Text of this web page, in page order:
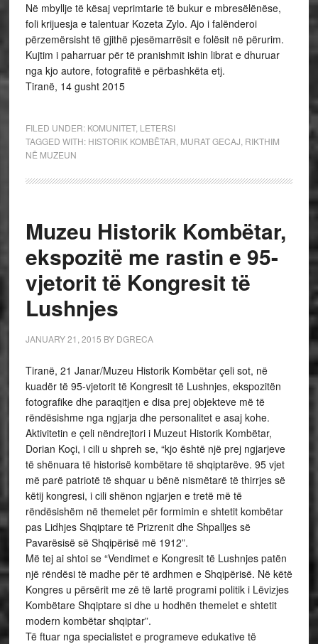
Në mbyllje të kësaj veprimtarie të bukur e mbresëlënëse,
foli krijuesja e talentuar Kozeta Zylo. Ajo i falënderoi
përzemërsisht të gjithë pjesëmarrësit e folësit në përurim.
Kujtim i paharruar për të pranishmit ishin librat e dhuruar
nga kjo autore, fotografitë e përbashkëta etj.
Tiranë, 14 gusht 2015
FILED UNDER: KOMUNITET, LETERSI
TAGGED WITH: HISTORIK KOMBËTAR MURAT GECAJ RIKTHIM
NË MUZEUN
Muzeu Historik Kombëtar,
ekspozitë me rastin e 95-
vjetorit të Kongresit të
Lushnjes
JANUARY 21, 2015 BY DGRECA
Tiranë, 21 Janar/Muzeu Historik Kombëtar çeli sot, në
kuadër të 95-vjetorit të Kongresit të Lushnjes, ekspozitën
fotografike dhe paraqitjen e disa prej objekteve më të
rëndësishme nga ngjarja dhe personalitet e asaj kohe.
Aktivitetin e çeli nëndrejtori i Muzeut Historik Kombëtar,
Dorian Koçi, i cili u shpreh se, “kjo është një prej ngjarjeve
të shënuara të historisë kombëtare të shqiptarëve. 95 vjet
më parë patriotë të shquar u bënë nismëtarë të thirrjes së
këtij kongresi, i cili shënon ngjarjen e tretë më të
rëndësishëm në themelet për formimin e shtetit kombëtar
pas Lidhjes Shqiptare të Prizrenit dhe Shpalljes së
Pavarësisë së Shqipërisë më 1912”.
Më tej ai shtoi se “Vendimet e Kongresit të Lushnjes patën
një rëndësi të madhe për të ardhmen e Shqipërisë. Në këtë
Kongres u përsërit me zë të lartë programi politik i Lëvizjes
Kombëtare Shqiptare si dhe u hodhën themelet e shtetit
modern kombëtar shqiptar”.
Të ftuar nga specialistet e programeve edukative të